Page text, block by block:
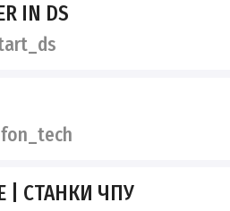
IN DS
| СТАНКИ ЧПУ